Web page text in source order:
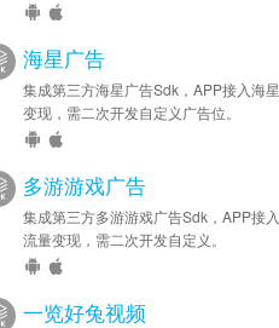
海星广告
集成第三方海星广告Sdk，APP接入海
变现，需二次开发自定义广告位。
多游游戏广告
集成第三方多游游戏广告Sdk，APP接
流量变现，需二次开发自定义。
一览好兔视频